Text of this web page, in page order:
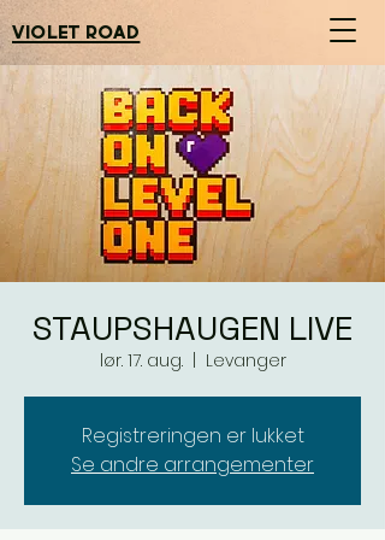
violet road
STAUPSHAUGEN LIVE
lør. 17. aug.
  |
Levanger
Registreringen er lukket
Se andre arrangementer